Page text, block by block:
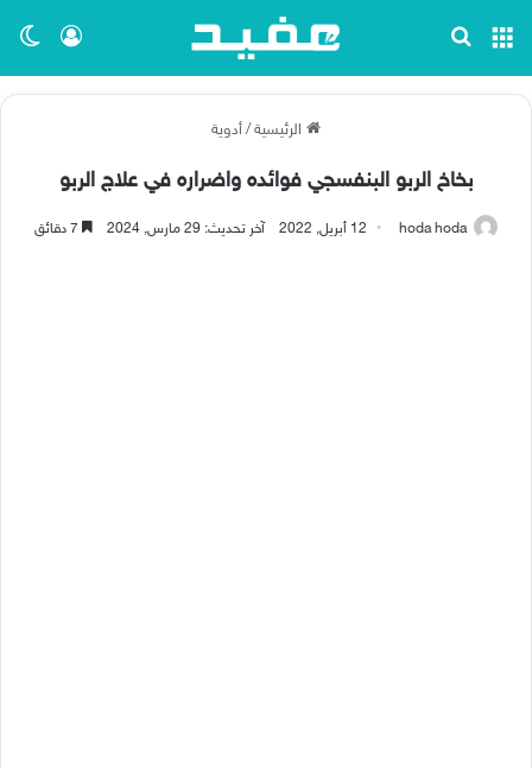
تسجيل القائمة
الرئيسية/أدوية
بخاخ الربو البنفسجي فوائده واضراره في علاج الربو
hoda hoda 12 أبريل, 2022 آخر تحديث: 29 مارس, 2024